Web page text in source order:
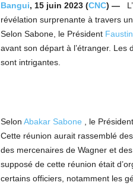
Bangui, 15 juin 2023 (CNC) —
révélation surprenante à travers
Selon Sabone, le Président
avant son départ à l’étranger.
sont intrigantes.
Selon Abakar Sabone , le
Cette réunion aurait rassemblé
des mercenaires de Wagner et
supposé de cette réunion était
certains officiers, notamment les